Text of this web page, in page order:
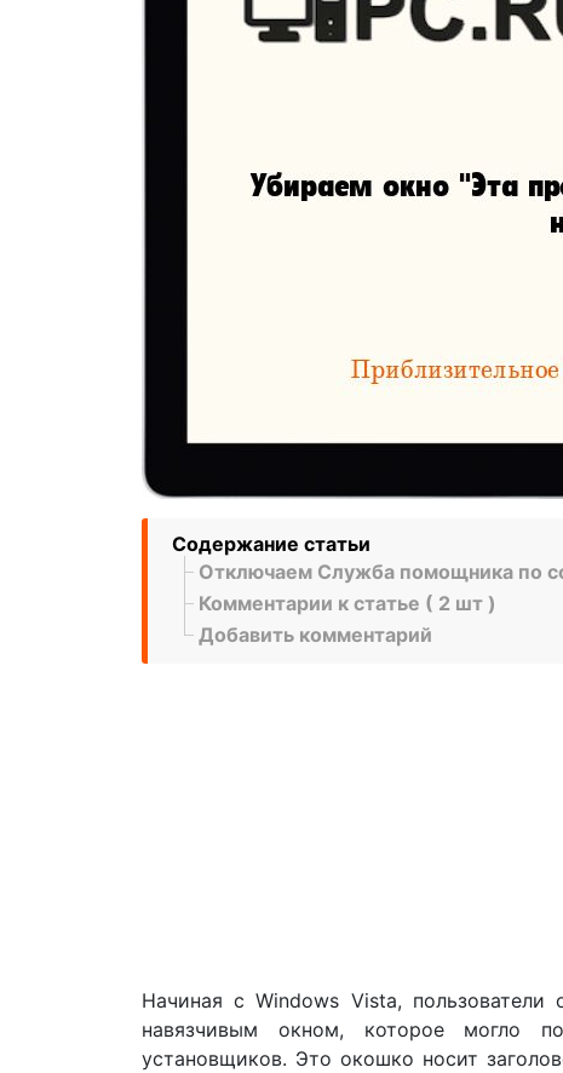
Содержание статьи
Отключаем Служба помощника по
Комментарии к статье ( 2 шт )
Добавить комментарий
Начиная с Windows Vista, пользователи
навязчивым окном, которое могло
установщиков. Это окошко носит